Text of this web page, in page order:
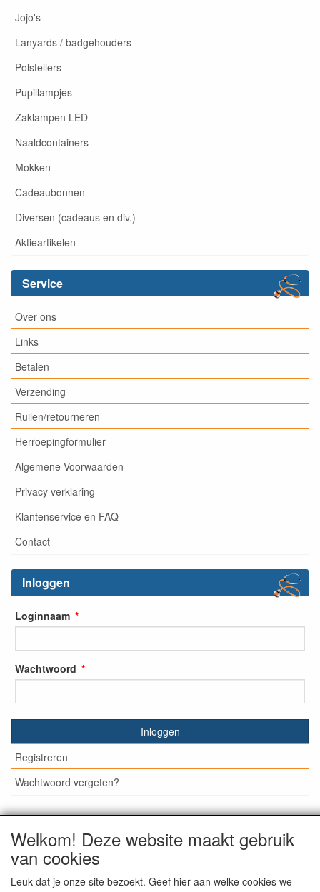
Jojo's
Lanyards / badgehouders
Polstellers
Pupillampjes
Zaklampen LED
Naaldcontainers
Mokken
Cadeaubonnen
Diversen (cadeaus en div.)
Aktieartikelen
Service
Over ons
Links
Betalen
Verzending
Ruilen/retourneren
Herroepingformulier
Algemene Voorwaarden
Privacy verklaring
Klantenservice en FAQ
Contact
Inloggen
Loginnaam
Wachtwoord
Inloggen
Registreren
Wachtwoord vergeten?
© Medisan Trading | Alblasserdam. Alle genoemde prijzen
zijn inclusief BTW en exclusief
staat aangegeven.
Welkom! Deze website maakt gebruik
van cookies
Leuk dat je onze site bezoekt. Geef hier aan welke cookies we